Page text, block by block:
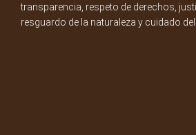
transparencia, respeto de derechos,
resguardo de la naturaleza y cuidado